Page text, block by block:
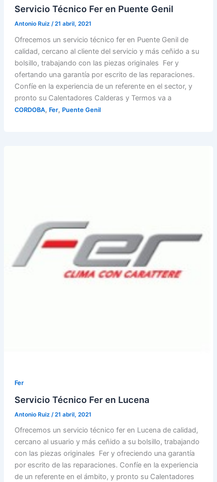
Servicio Técnico Fer en Puente Genil
Antonio Ruiz /21 abril, 2021
Ofrecemos un servicio técnico fer en Puente Genil de
calidad, cercano al cliente del servicio y más ceñido a su
bolsillo, trabajando con las piezas originales Fer y
ofertando una garantía por escrito de las reparaciones.
Confíe en la experiencia de un referente en el sector, y
pronto su Calentadores Calderas y Termos va a
CORDOBA, Fer, Puente Genil
Fer
Servicio Técnico Fer en Lucena
Antonio Ruiz /21 abril, 2021
Ofrecemos un servicio técnico fer en Lucena de calidad,
cercano al usuario y más ceñido a su bolsillo, trabajando
con las piezas originales Fer y ofreciendo una garantía
por escrito de las reparaciones. Confíe en la experiencia
de un referente en el ámbito, y pronto su Calentadores